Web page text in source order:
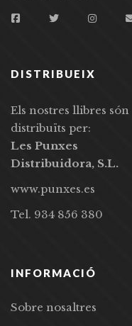
DISTRIBUEIX
Els nostres llibres són
distribuïts per:
Les Punxes
Distribuidora, S.L.
www.punxes.es
Tel. 934 856 380
INFORMACIÓ
Sobre nosaltres